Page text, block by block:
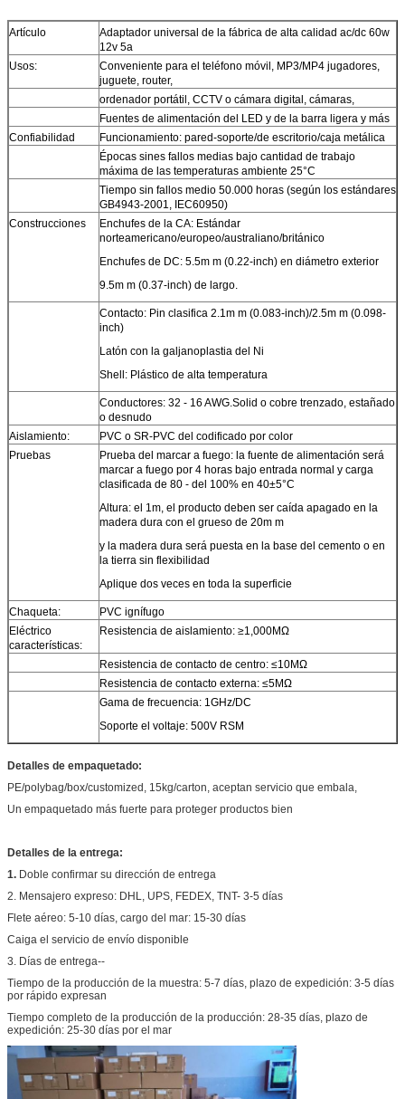
Artículo
Adaptador universal de la fábrica de alta calidad ac/dc 60w
12v 5a
Usos:
Conveniente para el teléfono móvil, MP3/MP4 jugadores,
juguete, router,
ordenador portátil, CCTV o cámara digital, cámaras,
Fuentes de alimentación del LED y de la barra ligera y más
Confiabilidad
Funcionamiento: pared-soporte/de escritorio/caja metálica
Épocas sines fallos medias bajo cantidad de trabajo
máxima de las temperaturas ambiente 25°C
Tiempo sin fallos medio 50.000 horas (según los estándares
GB4943-2001, IEC60950)
Construcciones
Enchufes de la CA: Estándar
norteamericano/europeo/australiano/británico
Enchufes de DC: 5.5m m (0.22-inch) en diámetro exterior
9.5m m (0.37-inch) de largo.
Contacto: Pin clasifica 2.1m m (0.083-inch)/2.5m m (0.098-
inch)
Latón con la galjanoplastia del Ni
Shell: Plástico de alta temperatura
Conductores: 32 - 16 AWG.Solid o cobre trenzado, estañado
o desnudo
Aislamiento:
PVC o SR-PVC del codificado por color
Pruebas
Prueba del marcar a fuego: la fuente de alimentación será
marcar a fuego por 4 horas bajo entrada normal y carga
clasificada de 80 - del 100% en 40±5°C
Altura: el 1m, el producto deben ser caída apagado en la
madera dura con el grueso de 20m m
y la madera dura será puesta en la base del cemento o en
la tierra sin flexibilidad
Aplique dos veces en toda la superficie
Chaqueta:
PVC ignífugo
Eléctrico
características:
Resistencia de aislamiento: ≥1,000MΩ
Resistencia de contacto de centro: ≤10MΩ
Resistencia de contacto externa: ≤5MΩ
Gama de frecuencia: 1GHz/DC
Soporte el voltaje: 500V RSM
Detalles de empaquetado:
PE/polybag/box/customized, 15kg/carton, aceptan servicio que embala,
Un empaquetado más fuerte para proteger productos bien
Detalles de la entrega:
1. Doble confirmar su dirección de entrega
2. Mensajero expreso: DHL, UPS, FEDEX, TNT- 3-5 días
Flete aéreo: 5-10 días, cargo del mar: 15-30 días
Caiga el servicio de envío disponible
3. Días de entrega--
Tiempo de la producción de la muestra: 5-7 días, plazo de expedición: 3-5 días
por rápido expresan
Tiempo completo de la producción de la producción: 28-35 días, plazo de
expedición: 25-30 días por el mar